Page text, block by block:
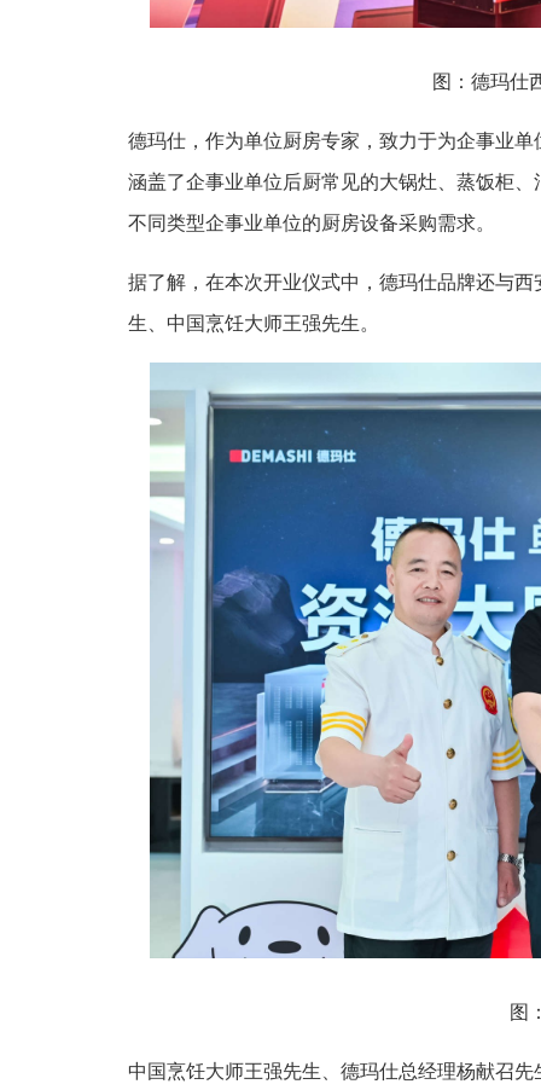
图：德玛仕
德玛仕，作为单位厨房专家，致力于为企事业
涵盖了企事业单位后厨常见的大锅灶、蒸饭柜
不同类型企事业单位的厨房设备采购需求。
据了解，在本次开业仪式中，德玛仕品牌还与
生、中国烹饪大师王强先生。
图
中国烹饪大师王强先生、德玛仕总经理杨献召